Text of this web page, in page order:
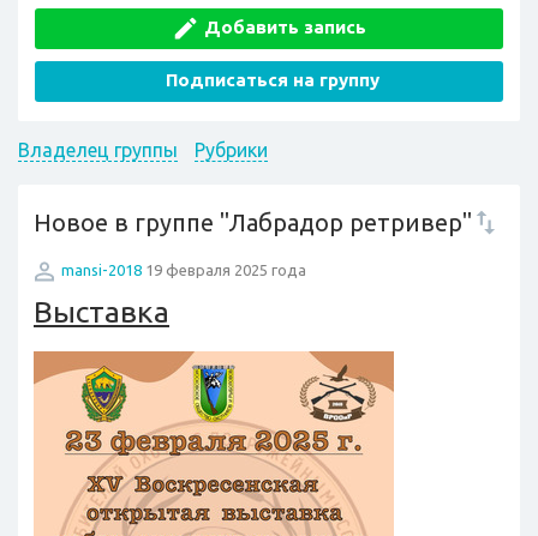
Добавить запись
Подписаться на группу
Владелец группы Рубрики
Новое в группе "Лабрадор ретривер"
mansi-2018 19 февраля 2025 года
Выставка